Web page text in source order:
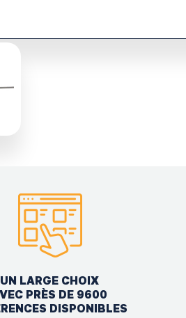
UN LARGE CHOIX
PRÈS DE 9600
DISPONIBLES